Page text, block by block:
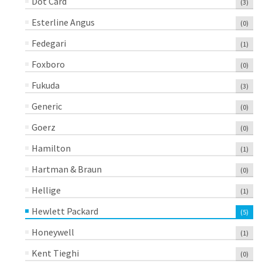
(3)
Esterline Angus (0)
Fedegari (1)
Foxboro (0)
Fukuda (3)
Generic (0)
Goerz (0)
Hamilton (1)
Hartman & Braun (0)
Hellige (1)
Hewlett Packard (5)
Honeywell (1)
Kent Tieghi (0)